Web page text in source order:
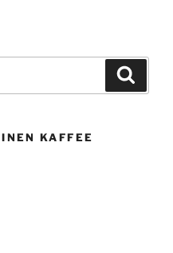
KAFFEE